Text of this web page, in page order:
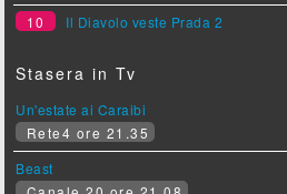
10
Il Diavolo veste Prada 2
Stasera in Tv
Un'estate ai Caraibi
Rete4 ore 21.35
Beast